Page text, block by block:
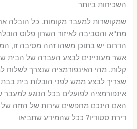
השכיחות ביותר
שמקושרות למעבר מקומות. כל הובלה
מת"א והסביבה לאיזור השרון פלוס
הדרום יש בתוכן משהו זהה מסיבה זו,
אשר מעוניינים לבצע העברה של הבית
קלות. מהי האינפורמציה שנצרך לשלוח
שצריך לבצע ממש לפני הובלות בית
אינפורמציה לפועלים בכל הנוגע
האם הינכם מחפשים שירות של הזזה של
דירת סטודיו? ככל שהמידע שתביאו